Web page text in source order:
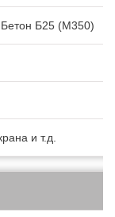
Бетон Б25 (М350)
и т.д.